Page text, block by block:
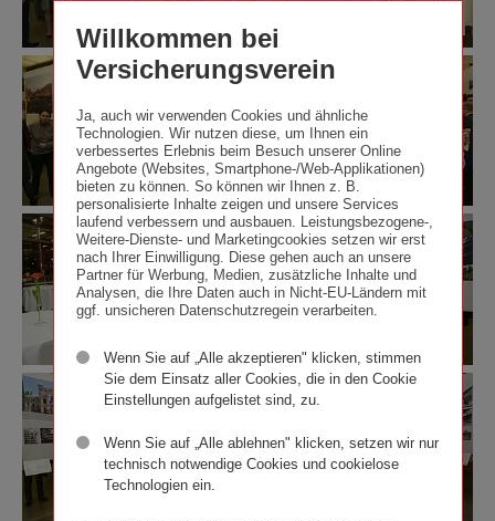
Willkommen bei
Versicherungsverein
Ja, auch wir verwenden Cookies und ähnliche
Technologien. Wir nutzen diese, um Ihnen ein
verbessertes Erlebnis beim Besuch unserer Online
Angebote (Websites, Smartphone-/Web-Applikationen)
bieten zu können. So können wir Ihnen z. B.
personalisierte Inhalte zeigen und unsere Services
laufend verbessern und ausbauen. Leistungsbezogene-,
Weitere-Dienste- und Marketingcookies setzen wir erst
nach Ihrer Einwilligung. Diese gehen auch an unsere
Partner für Werbung, Medien, zusätzliche Inhalte und
Analysen, die Ihre Daten auch in Nicht-EU-Ländern mit
ggf. unsicheren Datenschutzregein verarbeiten.
Wenn Sie auf „Alle akzeptieren" klicken, stimmen
Sie dem Einsatz aller Cookies, die in den Cookie
Einstellungen aufgelistet sind, zu.
Wenn Sie auf „Alle ablehnen" klicken, setzen wir nur
technisch notwendige Cookies und cookielose
Technologien ein.